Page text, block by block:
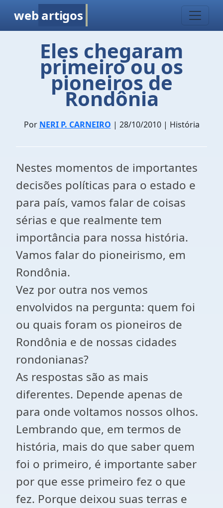
web artigos
Eles chegaram
primeiro ou os
pioneiros de
Rondônia
Por NERI P. CARNEIRO | 28/10/2010 | História
Nestes momentos de importantes
decisões políticas para o estado e
para país, vamos falar de coisas
sérias e que realmente tem
importância para nossa história.
Vamos falar do pioneirismo, em
Rondônia.
Vez por outra nos vemos
envolvidos na pergunta: quem foi
ou quais foram os pioneiros de
Rondônia e de nossas cidades
rondonianas?
As respostas são as mais
diferentes. Depende apenas de
para onde voltamos nossos olhos.
Lembrando que, em termos de
história, mais do que saber quem
foi o primeiro, é importante saber
por que esse primeiro fez o que
fez. Porque deixou suas terras e